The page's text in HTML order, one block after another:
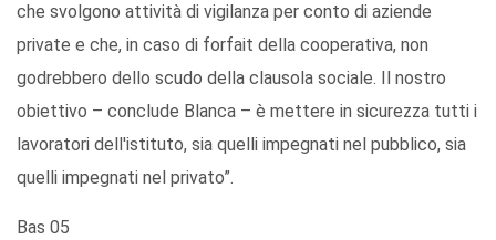
che svolgono attività di vigilanza per conto di aziende
private e che, in caso di forfait della cooperativa, non
godrebbero dello scudo della clausola sociale. Il nostro
obiettivo – conclude Blanca – è mettere in sicurezza tutti i
lavoratori dell'istituto, sia quelli impegnati nel pubblico, sia
quelli impegnati nel privato”.
Bas 05